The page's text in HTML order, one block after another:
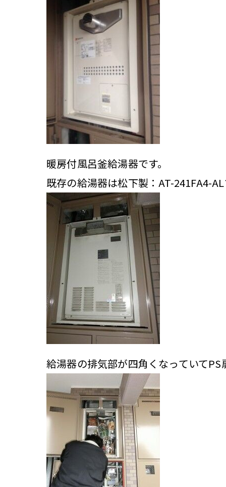
暖房付風呂釜給湯器です。
既存の給湯器は松下製：AT-241FA4-AL
給湯器の排気部が四角くなっていてPS